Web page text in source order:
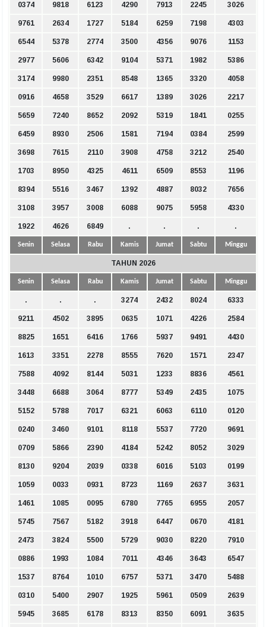
0374 9818 6123 4290 7913 2245 3026
9761 2634 1727 5184 6259 7198 4303
6544 5378 2774 3500 4356 9076 1153
2977 5606 6342 9104 5371 1982 5386
3174 9980 2351 8548 1365 3320 4058
0916 4658 3529 6617 1389 3026 2217
5659 7240 8652 2092 5319 1841 0255
6459 8930 2506 1581 7194 0384 2599
3698 7615 2110 3908 4758 3212 2540
1703 8950 4325 4611 6509 8553 1196
8394 5516 3467 1392 4887 8032 7656
3108 3957 3008 6088 9075 5958 4330
1922 4626 6849 . . . .
Senin Selasa Rabu Kamis Jumat Sabtu Minggu
TAHUN 2026
Senin Selasa Rabu Kamis Jumat Sabtu Minggu
. . . 3274 2432 8024 6333
9211 4502 3895 0635 1071 4226 2584
8825 1651 6416 1766 5937 9491 4430
1613 3351 2278 8555 7620 1571 2347
7588 4092 8144 5031 1233 8836 4561
3448 6688 3064 8777 5349 2435 1075
5152 5788 7017 6321 6063 6110 0120
0240 3460 9101 8118 5537 7720 9691
0709 5866 2390 4184 5242 8052 3029
8130 9204 2039 0338 6016 5103 0199
1059 0033 0931 8723 1169 2637 3631
1461 1085 0095 6780 7765 6955 2057
5745 7567 5182 3918 6447 0670 4181
2473 3824 5500 5729 9030 8220 7910
0886 1993 1084 7011 4346 3643 6547
1537 8764 1010 6757 5371 3470 5488
0310 5400 2907 1925 5961 0509 2639
5945 3685 6178 8313 8350 6091 3635